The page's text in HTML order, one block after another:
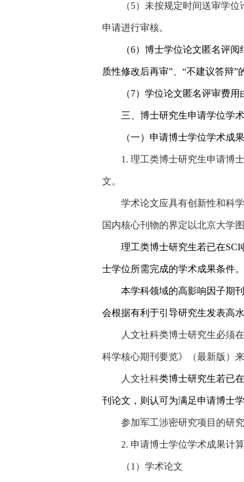
（5）未按规定时间送审学
申请进行审核。
（6） 博士学位论文匿名评阅
质性修改后再审”、“不建议答辩”
（7） 学位论文匿名评审费用
三、博士研究生申请学位学
（一）申请博士学位学术成
1. 理工类博士研究生申请博
文。
学术论文应具有创新性和科
国内核心刊物的界定以北京大学
理工类博士研究生若已在SCI
士学位所需完成的学术成果条件。
本学科领域的高影响因子期
会根据有利于引导研究生发表高
人文社科类博士研究生必须
科学核心期刊要览》（最新版）
人文社科类博士研究生若已在
刊论文，则认可为满足申请博士
参加军工涉密研究项目的研
2. 申请博士学位学术成果计
（1 ）学术论文